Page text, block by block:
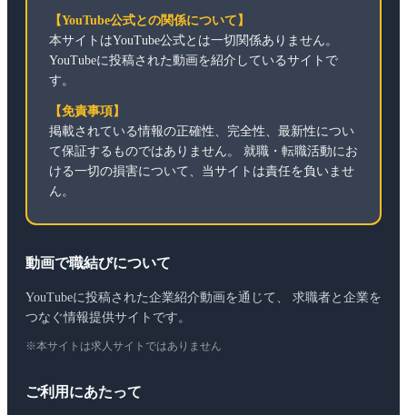
【YouTube公式との関係について】
本サイトはYouTube公式とは一切関係ありません。
YouTubeに投稿された動画を紹介しているサイトで
す。
【免責事項】
掲載されている情報の正確性、完全性、最新性につい
て保証するものではありません。 就職・転職活動にお
ける一切の損害について、当サイトは責任を負いませ
ん。
動画で職結びについて
YouTubeに投稿された企業紹介動画を通じて、 求職者と企業を
つなぐ情報提供サイトです。
※本サイトは求人サイトではありません
ご利用にあたって